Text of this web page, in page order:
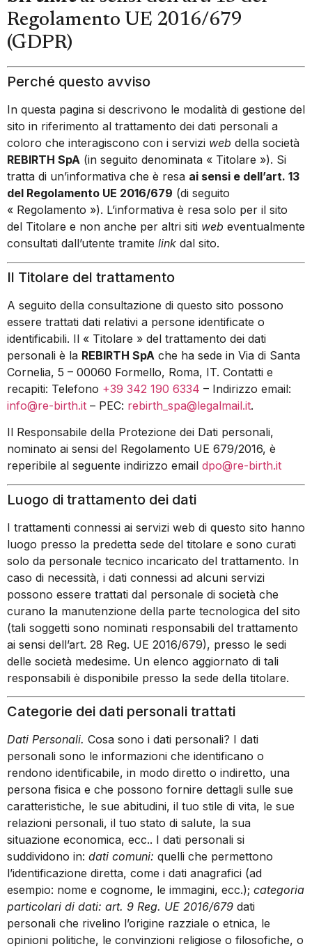
Regolamento UE 2016/679
(GDPR)
Perché questo avviso
In questa pagina si descrivono le modalità di gestione del
sito in riferimento al trattamento dei dati personali a
coloro che interagiscono con i servizi web della società
REBIRTH SpA (in seguito denominata « Titolare »). Si
tratta di un’informativa che è resa ai sensi e dell’art. 13
del Regolamento UE 2016/679 (di seguito
« Regolamento »). L’informativa è resa solo per il sito
del Titolare e non anche per altri siti web eventualmente
consultati dall’utente tramite link dal sito.
Il Titolare del trattamento
A seguito della consultazione di questo sito possono
essere trattati dati relativi a persone identificate o
identificabili. Il « Titolare » del trattamento dei dati
personali è la REBIRTH SpA che ha sede in Via di Santa
Cornelia, 5 – 00060 Formello, Roma, IT. Contatti e
recapiti: Telefono +39 342 190 6334 – Indirizzo email:
info@re-birth.it – PEC: rebirth_spa@legalmail.it.
Il Responsabile della Protezione dei Dati personali,
nominato ai sensi del Regolamento UE 679/2016, è
reperibile al seguente indirizzo email dpo@re-birth.it
Luogo di trattamento dei dati
I trattamenti connessi ai servizi web di questo sito hanno
luogo presso la predetta sede del titolare e sono curati
solo da personale tecnico incaricato del trattamento. In
caso di necessità, i dati connessi ad alcuni servizi
possono essere trattati dal personale di società che
curano la manutenzione della parte tecnologica del sito
(tali soggetti sono nominati responsabili del trattamento
ai sensi dell’art. 28 Reg. UE 2016/679), presso le sedi
delle società medesime. Un elenco aggiornato di tali
responsabili è disponibile presso la sede della titolare.
Categorie dei dati personali trattati
Dati Personali. Cosa sono i dati personali? I dati
personali sono le informazioni che identificano o
rendono identificabile, in modo diretto o indiretto, una
persona fisica e che possono fornire dettagli sulle sue
caratteristiche, le sue abitudini, il tuo stile di vita, le sue
relazioni personali, il tuo stato di salute, la sua
situazione economica, ecc.. I dati personali si
suddividono in: dati comuni: quelli che permettono
l’identificazione diretta, come i dati anagrafici (ad
esempio: nome e cognome, le immagini, ecc.); categoria
particolari di dati: art. 9 Reg. UE 2016/679 dati
personali che rivelino l’origine razziale o etnica, le
opinioni politiche, le convinzioni religiose o filosofiche, o